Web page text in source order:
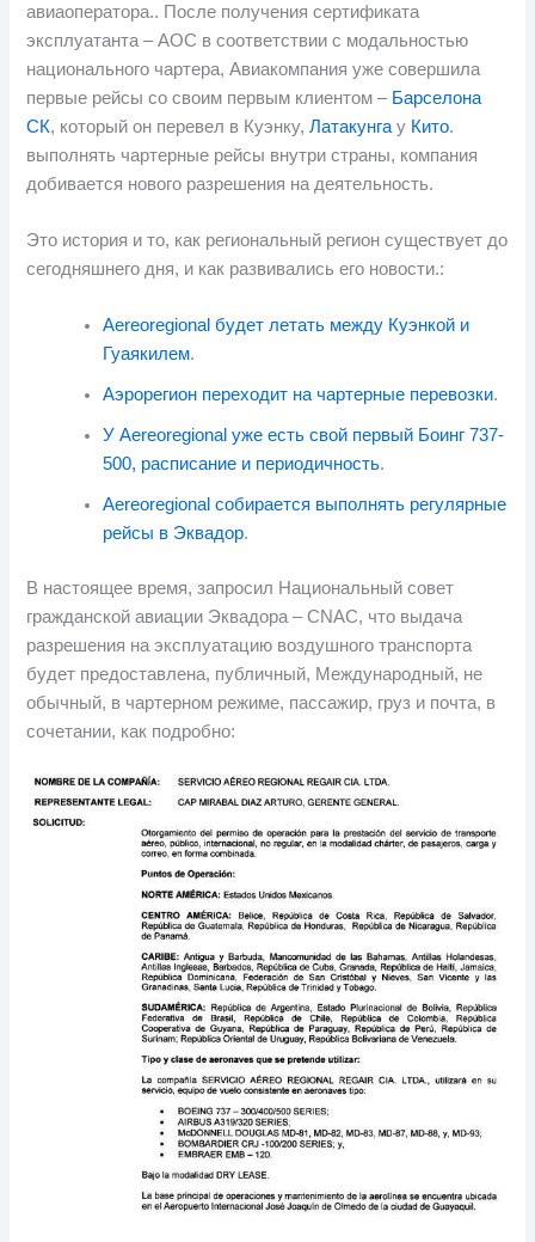
авиаоператора.. После получения сертификата
эксплуатанта – AOC в соответствии с модальностью
национального чартера, Авиакомпания уже совершила
первые рейсы со своим первым клиентом – Барселона
СК, который он перевел в Куэнку,Латакунга у Кито.
выполнять чартерные рейсы внутри страны, компания
добивается нового разрешения на деятельность.
Это история и то, как региональный регион существует до
сегодняшнего дня, и как развивались его новости.:
Aereoregional будет летать между Куэнкой и
Гуаякилем.
Аэрорегион переходит на чартерные перевозки.
У Aereoregional уже есть свой первый Боинг 737-
500, расписание и периодичность.
Aereoregional собирается выполнять регулярные
рейсы в Эквадор.
В настоящее время, запросил Национальный совет
гражданской авиации Эквадора – CNAC, что выдача
разрешения на эксплуатацию воздушного транспорта
будет предоставлена, публичный, Международный, не
обычный, в чартерном режиме, пассажир, груз и почта, в
сочетании, как подробно: